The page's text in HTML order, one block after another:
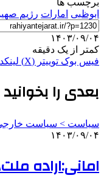
ابوظبی امارات رژیم
۱۴۰۳/۰۹/۰۴
کمتر از یک دقیقه
فیس بوک توییتر (X)
بعدی را بخوانید
سیاست > سیاست
۱۴۰۳/۰۹/۰۴
امانی:اراده